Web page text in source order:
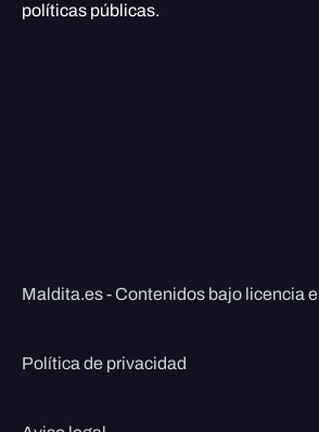
políticas públicas.
Maldita.es - Contenidos bajo licencia
Política de privacidad